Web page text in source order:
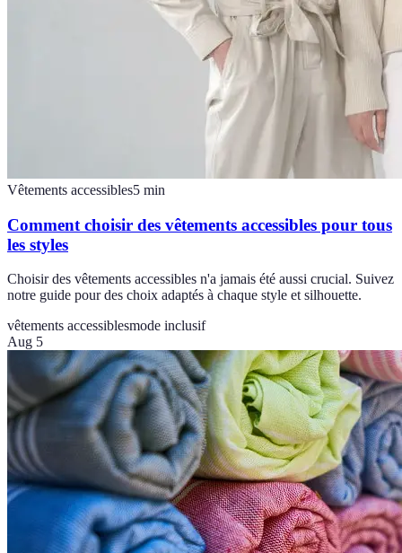
Vêtements accessibles5 min
Comment choisir des vêtements accessibles pour tous
les styles
Choisir des vêtements accessibles n'a jamais été aussi crucial. Suivez
notre guide pour des choix adaptés à chaque style et silhouette.
vêtements accessiblesmode inclusif
Aug 5